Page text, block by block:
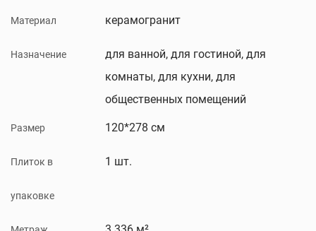
Материал керамогранит
Назначение
для ванной, для гостиной, для
комнаты, для кухни, для
общественных помещений
Размер 120*278 см
Плиток в
упаковке
1 шт.